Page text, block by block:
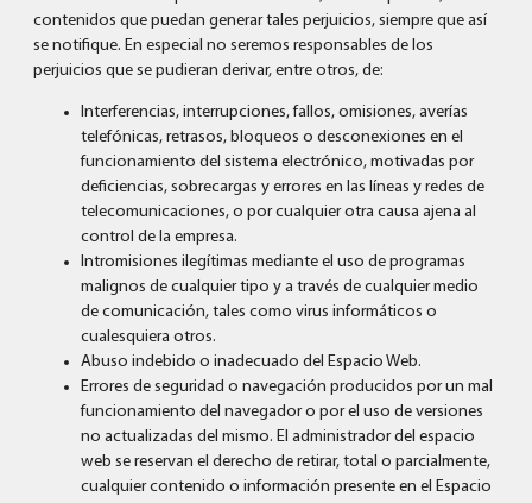
contenidos que puedan generar tales perjuicios, siempre que así
se notifique. En especial no seremos responsables de los
perjuicios que se pudieran derivar, entre otros, de:
Interferencias, interrupciones, fallos, omisiones, averías
telefónicas, retrasos, bloqueos o desconexiones en el
funcionamiento del sistema electrónico, motivadas por
deficiencias, sobrecargas y errores en las líneas y redes de
telecomunicaciones, o por cualquier otra causa ajena al
control de la empresa.
Intromisiones ilegítimas mediante el uso de programas
malignos de cualquier tipo y a través de cualquier medio
de comunicación, tales como virus informáticos o
cualesquiera otros.
Abuso indebido o inadecuado del Espacio Web.
Errores de seguridad o navegación producidos por un mal
funcionamiento del navegador o por el uso de versiones
no actualizadas del mismo. El administrador del espacio
web se reservan el derecho de retirar, total o parcialmente,
cualquier contenido o información presente en el Espacio